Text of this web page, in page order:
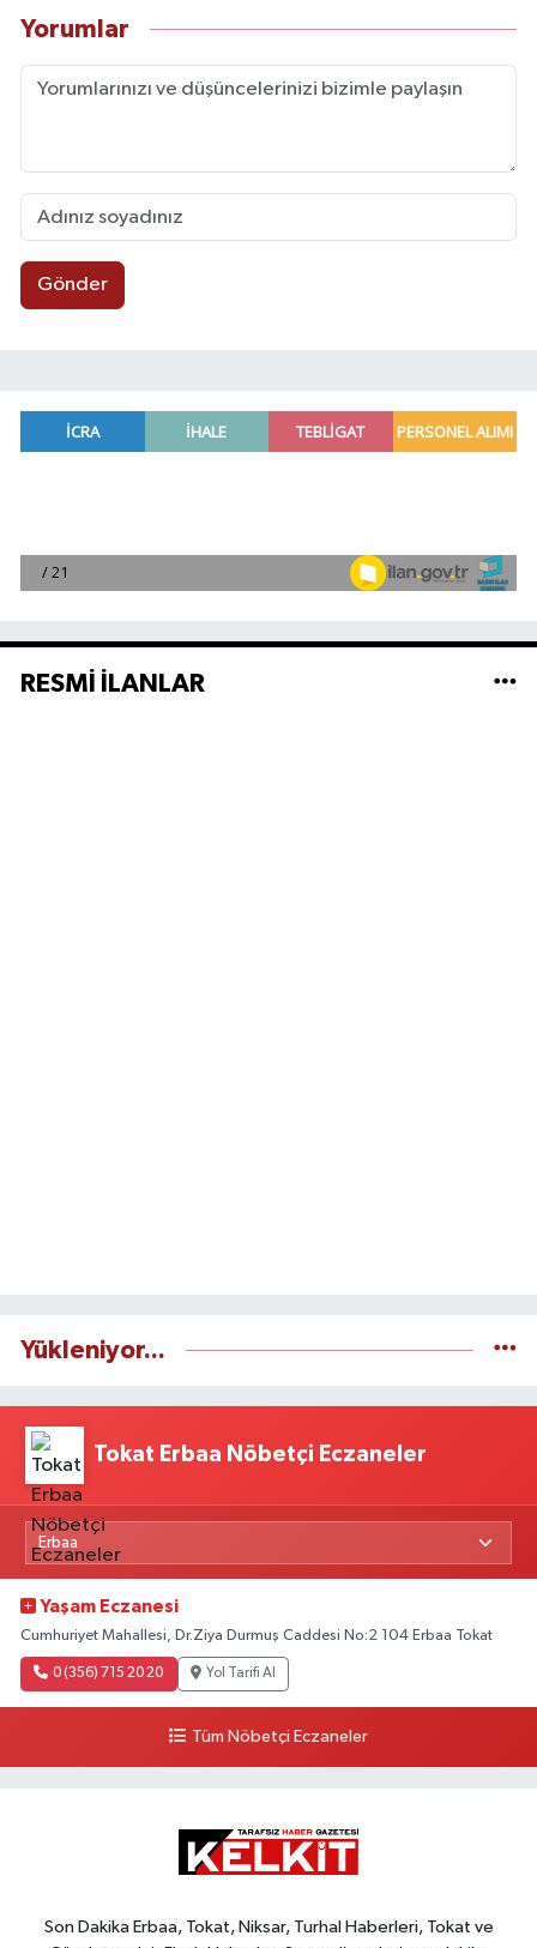
Yorumlar
Gönder
RESMİ İLANLAR
Yükleniyor...
Tokat Erbaa Nöbetçi Eczaneler
Yaşam Eczanesi
Cumhuriyet Mahallesi, Dr.Ziya Durmuş Caddesi No:2 104 Erbaa Tokat
0 (356) 715 20 20 Yol Tarifi Al
Tüm Nöbetçi Eczaneler
Son Dakika Erbaa, Tokat, Niksar, Turhal Haberleri, Tokat ve